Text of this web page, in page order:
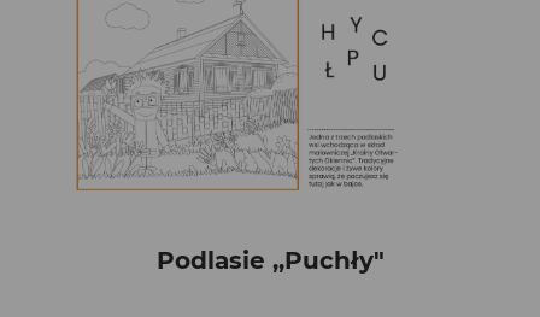
Podlasie ,,Puchły"